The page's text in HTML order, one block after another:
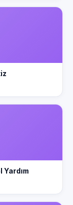
Yardım